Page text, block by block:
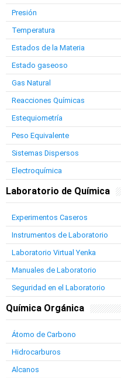
Presión
Temperatura
Estados de la Materia
Estado gaseoso
Gas Natural
Reacciones Químicas
Estequiometría
Peso Equivalente
Sistemas Dispersos
Electroquímica
Laboratorio de Química
Experimentos Caseros
Instrumentos de Laboratorio
Laboratorio Virtual Yenka
Manuales de Laboratorio
Seguridad en el Laboratorio
Química Orgánica
Átomo de Carbono
Hidrocarburos
Alcanos